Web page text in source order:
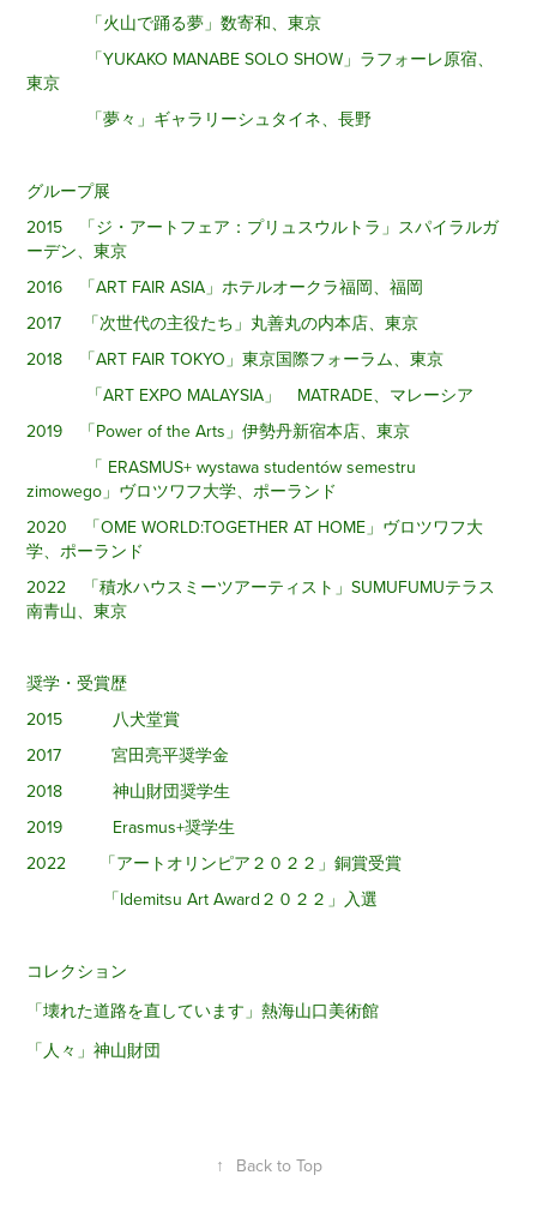
「火山で踊る夢」数寄和、東京
「YUKAKO MANABE SOLO SHOW」ラフォーレ原宿、
東京
「夢々」ギャラリーシュタイネ、長野
グループ展
2015 「ジ・アートフェア：プリュスウルトラ」スパイラルガ
ーデン、東京
2016 「ART FAIR ASIA」ホテルオークラ福岡、福岡
2017 「次世代の主役たち」丸善丸の内本店、東京
2018 「ART FAIR TOKYO」東京国際フォーラム、東京
「ART EXPO MALAYSIA」 MATRADE、マレーシア
2019 「Power of the Arts」伊勢丹新宿本店、東京
「 ERASMUS+ wystawa studentów semestru
zimowego」ヴロツワフ大学、ポーランド
2020 「OME WORLD:TOGETHER AT HOME」ヴロツワフ大
学、ポーランド
2022 「積水ハウスミーツアーティスト」SUMUFUMUテラス
南青山、東京
奨学・受賞歴
2015 八犬堂賞
2017 宮田亮平奨学金
2018 神山財団奨学生
2019 Erasmus+奨学生
2022 「アートオリンピア２０２２」銅賞受賞
「Idemitsu Art Award２０２２」入選
コレクション
「壊れた道路を直しています」熱海山口美術館
「人々」神山財団
↑ Back to Top